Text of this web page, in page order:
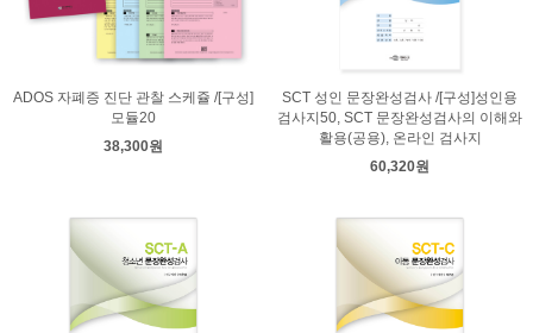
ADOS 자폐증 진단 관찰 스케쥴 /[구성]
모듈20
38,300원
SCT 성인 문장완성검사 /[구성]성인용
검사지50, SCT 문장완성검사의 이해와
활용(공용), 온라인 검사지
60,320원